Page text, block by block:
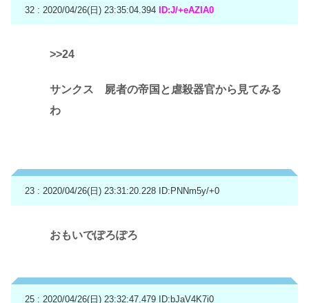
32 : 2020/04/26(日) 23:35:04.394 ID:J/+eAZIA0
>>24
サンクス 屍者の帝国と虐殺器官から見てみる
わ
23 : 2020/04/26(日) 23:31:20.228 ID:PNNm5y/+0
おもいでぽろぽろ
25 : 2020/04/26(日) 23:32:47.479 ID:bJaV4K7i0